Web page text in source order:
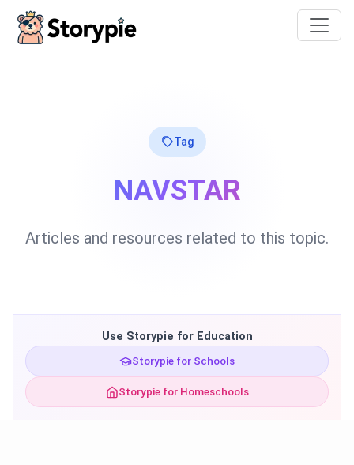
Tag
NAVSTAR
Articles and resources related to this topic.
Use Storypie for Education
Storypie for Schools
Storypie for Homeschools